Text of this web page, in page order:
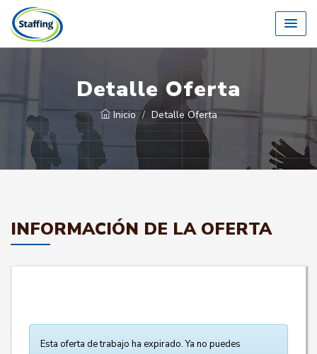
Detalle Oferta
Inicio Detalle Oferta
INFORMACIÓN DE LA OFERTA
Esta oferta de trabajo ha expirado. Ya no puedes